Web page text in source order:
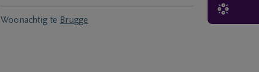
Woonachtig te Brugge